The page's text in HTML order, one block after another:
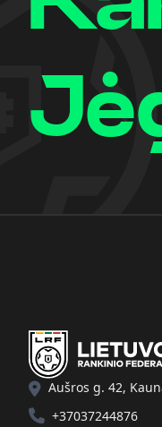
Aušros g. 42,
+37037244876